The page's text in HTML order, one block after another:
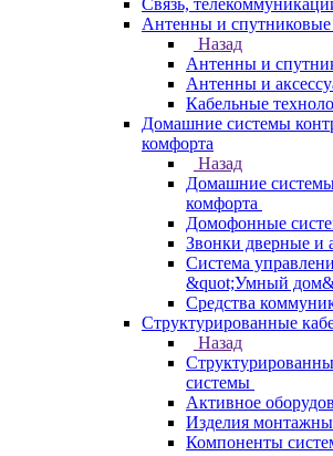
Связь,
Антенны и спутниковые
Назад
Антенны и
Антенны и
Кабельные
Домашние системы
комфорта
Назад
Домашние
комфорта
Домофонные
Звонки дверные и
Система
&quot;Умный
Средства
Структурированные
Назад
системы
Активное
Изделия
Компоненты